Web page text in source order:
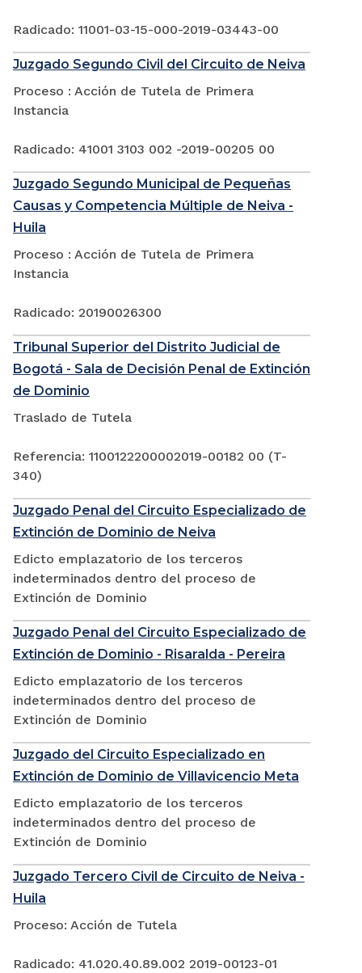
Radicado: 11001-03-15-000-2019-03443-00
Juzgado Segundo Civil del Circuito de Neiva
Proceso : Acción de Tutela de Primera
Instancia
Radicado: 41001 3103 002 -2019-00205 00
Juzgado Segundo Municipal de Pequeñas
Causas y Competencia Múltiple de Neiva -
Huila
Proceso : Acción de Tutela de Primera
Instancia
Radicado: 20190026300
Tribunal Superior del Distrito Judicial de
Bogotá - Sala de Decisión Penal de Extinción
de Dominio
Traslado de Tutela
Referencia: 1100122200002019-00182 00 (T-
340)
Juzgado Penal del Circuito Especializado de
Extinción de Dominio de Neiva
Edicto emplazatorio de los terceros
indeterminados dentro del proceso de
Extinción de Dominio
Juzgado Penal del Circuito Especializado de
Extinción de Dominio - Risaralda - Pereira
Edicto emplazatorio de los terceros
indeterminados dentro del proceso de
Extinción de Dominio
Juzgado del Circuito Especializado en
Extinción de Dominio de Villavicencio Meta
Edicto emplazatorio de los terceros
indeterminados dentro del proceso de
Extinción de Dominio
Juzgado Tercero Civil de Circuito de Neiva -
Huila
Proceso: Acción de Tutela
Radicado: 41.020.40.89.002 2019-00123-01